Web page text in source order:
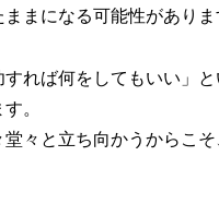
まになる可能性がありま
れば何をしてもいい」
。
々と立ち向かうからこ